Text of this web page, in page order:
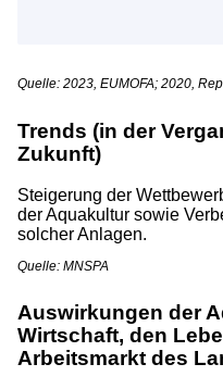
Quelle: 2023, EUMOFA; 2020,
Trends (in der
Zukunft)
Steigerung der
der Aquakultur sowie
solcher Anlagen.
Quelle: MNSPA
Auswirkungen der
Wirtschaft, den
Arbeitsmarkt des